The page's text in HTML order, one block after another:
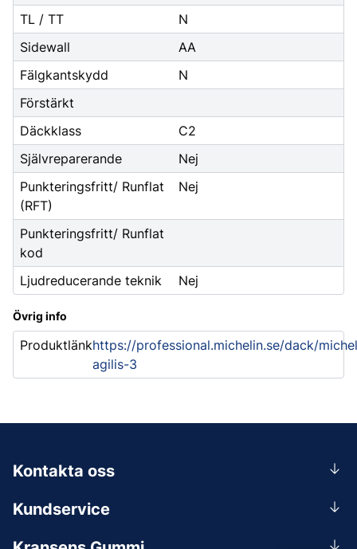
TL / TT
N
Sidewall
AA
Fälgkantskydd
N
Förstärkt
Däckklass
C2
Självreparerande
Nej
Punkteringsfritt/ Runflat
(RFT)
Nej
Punkteringsfritt/ Runflat
kod
Ljudreducerande teknik
Nej
Övrig info
Produktlänkhttps://professional.michelin.se/dack/
agilis-3
Kundservice
Kontakta oss
0156-409 00
Mån-Tors 07.30-16:30, Fre 07.30-15.00.
Lunchstängt 12:00-12:30